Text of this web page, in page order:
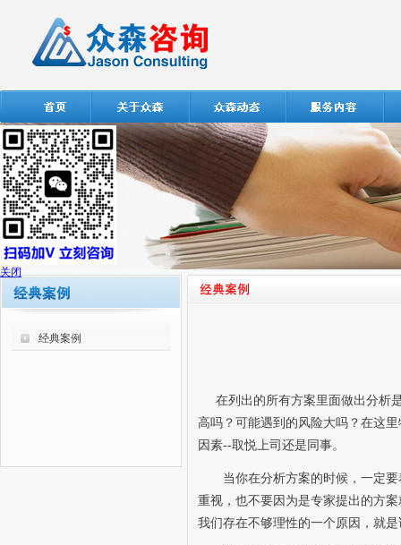
经典案例
在列出的所有方案里面做出分析
高吗？可能遇到的风险大吗？在这
因素--取悦上司还是同事。
当你在分析方案的时候，一定
重视，也不要因为是专家提出的方
我们存在不够理性的一个原因，就
关闭